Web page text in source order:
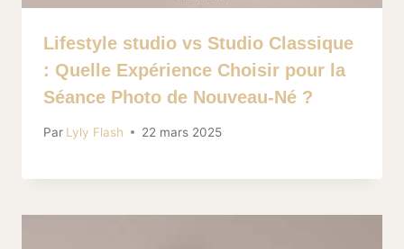
Lifestyle studio vs Studio Classique
: Quelle Expérience Choisir pour la
Séance Photo de Nouveau-Né ?
Par Lyly Flash 22 mars 2025